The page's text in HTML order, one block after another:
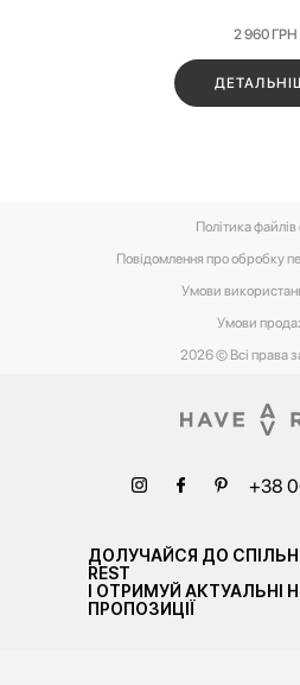
2 960 ГРН
2026 © Всі права
Повідомлення про обробку
Умови
Умови‌
Політика файлів
+38
ДОЛУЧАЙСЯ ДО
REST
І ОТРИМУЙ АКТУАЛЬНІ
ПРОПОЗИЦІЇ